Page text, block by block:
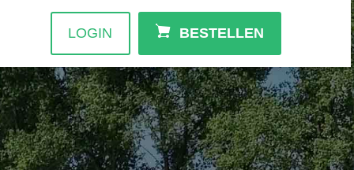
LOGIN BESTELLEN